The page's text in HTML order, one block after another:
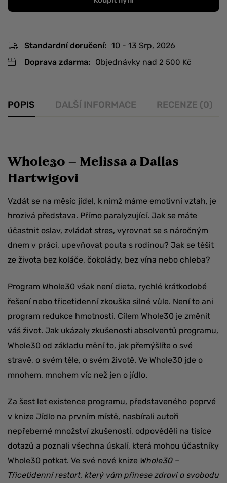
Standardní doručení: 10 - 13 Srp, 2026
Doprava zdarma: Objednávky nad 2 500 Kč
POPIS DALŠÍ INFORMACE RECENZE (0)
Whole30 – Melissa a Dallas
Hartwigovi
Vzdát se na měsíc jídel, k nimž máme emotivní vztah, je
hrozivá představa. Přímo paralyzující. Jak se máte
účastnit oslav, zvládat stres, vyrovnat se s náročným
dnem v práci, upevňovat pouta s rodinou? Jak se těšit
ze života bez koláče, čokolády, bez vína nebo chleba?
Program Whole30 však není dieta, rychlé krátkodobé
řešení nebo třicetidenní zkouška silné vůle. Není to ani
program redukce hmotnosti. Cílem Whole30 je změnit
váš život. Jak ukázaly zkušenosti absolventů programu,
Whole30 od základu mění to, jak přemýšlíte o své
stravě, o svém těle, o svém životě. Ve Whole30 jde o
mnohem, mnohem víc než jen o jídlo.
Za šest let existence programu, představeného poprvé
v knize Jídlo na prvním místě, nasbírali autoři
nepřeberné množství zkušeností, odpověděli na tisíce
dotazů a poznali všechna úskalí, která mohou účastníky
Whole30 potkat. Ve své nové knize Whole30 –
Třicetidenní restart, který vám přinese zdraví a svobodu